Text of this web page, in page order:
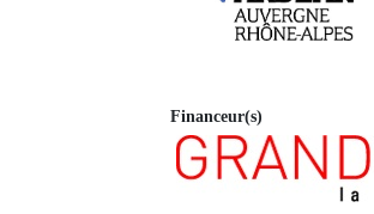
Financeur(s)